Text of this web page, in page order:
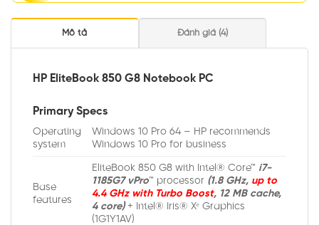
Mô tả Đánh giá (4)
HP EliteBook 850 G8 Notebook PC
Primary Specs
Operating
system
Windows 10 Pro 64 – HP recommends
Windows 10 Pro for business
Base
features
EliteBook 850 G8 with Intel® Core™ i7-
1185G7 vPro™ processor (1.8 GHz, up to
4.4 GHz with Turbo Boost, 12 MB cache,
4 core)+ Intel® Iris® Xᵉ Graphics
(1G1Y1AV)